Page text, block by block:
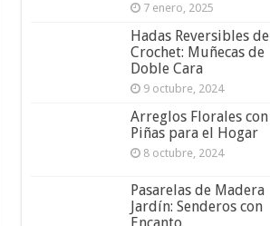
7 enero, 2025
Hadas Reversibles de
Crochet: Muñecas de
Doble Cara
9 octubre, 2024
Arreglos Florales con
Piñas para el Hogar
8 octubre, 2024
Pasarelas de Madera
Jardín: Senderos con